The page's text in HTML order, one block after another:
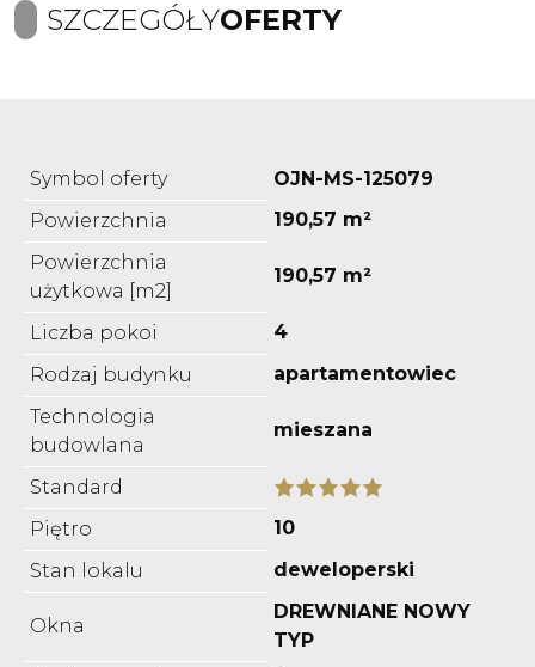
SZCZEGÓŁYOFERTY
Symbol oferty
OJN-MS-125079
Powierzchnia
190,57 m²
Powierzchnia
użytkowa [m2]
190,57 m²
Liczba pokoi
4
Rodzaj budynku
apartamentowiec
Technologia
budowlana
mieszana
Standard
Piętro
10
Stan lokalu
deweloperski
Okna
DREWNIANE NOWY
TYP